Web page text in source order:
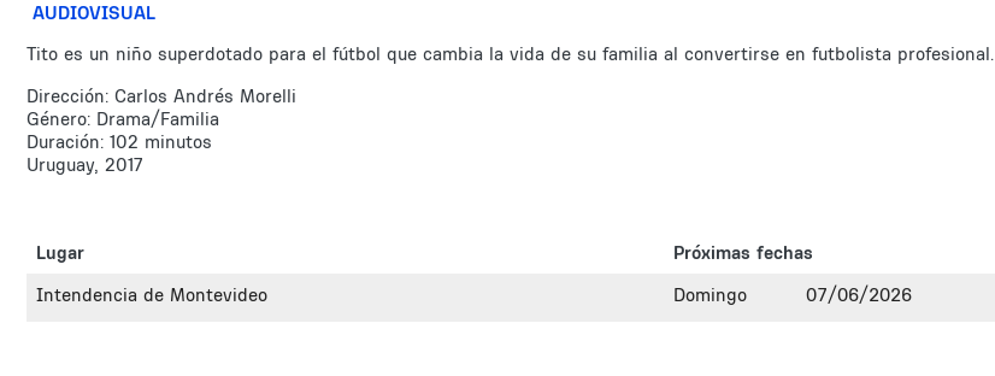
AUDIOVISUAL
Tito es un niño superdotado para el fútbol que cambia la vida de su familia al convertirse en futbolista profesional.
Dirección: Carlos Andrés Morelli
Género: Drama/Familia
Duración: 102 minutos
Uruguay, 2017
Lugar Próximas fechas
Intendencia de Montevideo
Domingo 07/06/2026